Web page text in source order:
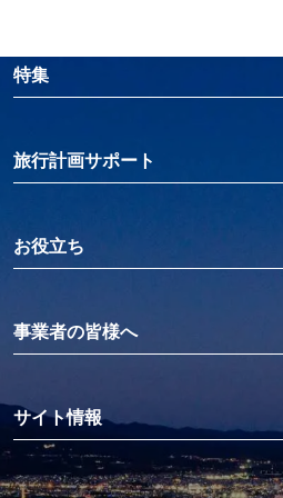
特集
旅行計画サポート
お役立ち
事業者の皆様へ
サイト情報